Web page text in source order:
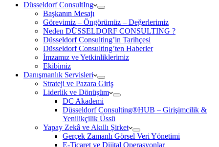
Düsseldorf ConsultIng
Başkanın Mesajı
Görevimiz – Öngörümüz – Değerlerimiz
Neden DÜSSELDORF CONSULTING ?
Düsseldorf Consulting’in Tarihçesi
Düsseldorf Consulting’ten Haberler
İmzamız ve Yetkinliklerimiz
Ekibimiz
Danışmanlık Servisleri
Strateji ve Pazara Giriş
Liderlik ve Dönüşüm
DC Akademi
Düsseldorf Consulting®HUB – Girişimcilik &
Yenilikçilik Üssü
Yapay Zekâ ve Akıllı Şirket
Gerçek Zamanlı Görsel Veri Yönetimi
E-Ticaret ve Dijital Operasyonlar